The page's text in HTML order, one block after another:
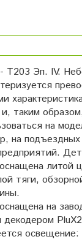
Т203 Эп. IV.
таким
на
на
литой
тяги,
на